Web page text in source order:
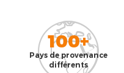
100+
Pays de provenance
différents